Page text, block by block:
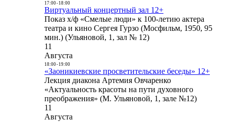
17:00- 18:00
Виртуальный концертный зал 12+
Показ х/ф «Смелые люди» к 100-летию актера
театра и кино Сергея Гурзо (Мосфильм, 1950, 95
мин.) (Ульяновой, 1, зал № 12)
11
Августа
18:00- 19:00
«Заоникиевские просветительские беседы» 12+
Лекция диакона Артемия Овчаренко
«Актуальность красоты на пути духовного
преображения» (М. Ульяновой, 1, зале №12)
11
Августа